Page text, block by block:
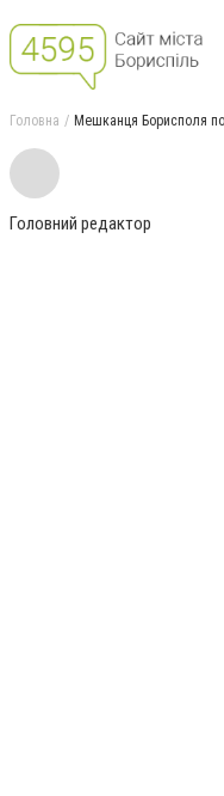
Головна Мешканця Борисполя
Головний редактор